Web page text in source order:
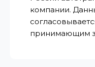
компании.
принимающим